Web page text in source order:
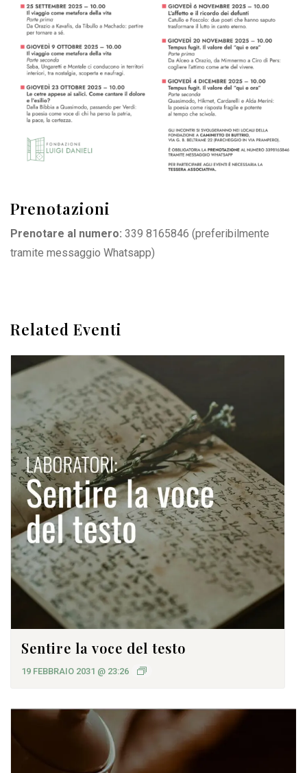
Prenotazioni
Prenotare al numero: 339 8165846 (preferibilmente
tramite messaggio Whatsapp)
Related Eventi
Sentire la voce del testo
19 FEBBRAIO 2031 @ 23:26